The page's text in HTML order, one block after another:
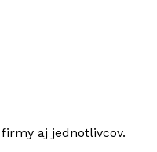
aj jednotlivcov.